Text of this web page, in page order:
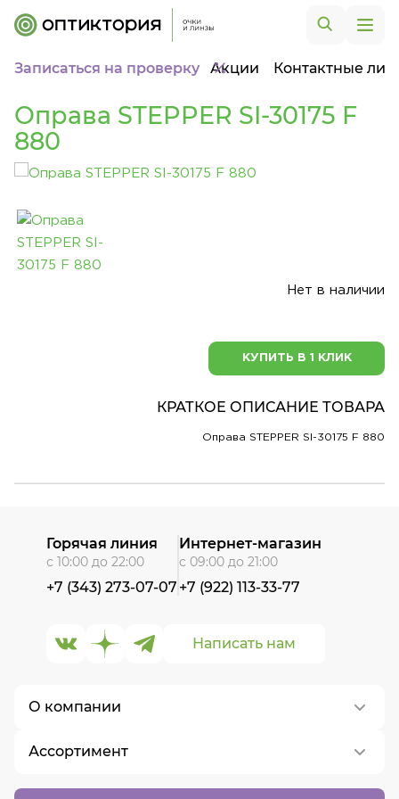
Записаться на проверку Акции Контактные
Оправа STEPPER SI-30175 F
880
Нет в наличии
КУПИТЬ В 1 КЛИК
КРАТКОЕ ОПИСАНИЕ ТОВАРА
Оправа STEPPER SI-30175 F 880
О компании
О нас
Контакты
Ассортимент
Написать нам
Горячая линия
с 10:00 до 22:00
+7 (343) 273-07-07
Интернет-магазин
с 09:00 до 21:00
+7 (922) 113-33-77